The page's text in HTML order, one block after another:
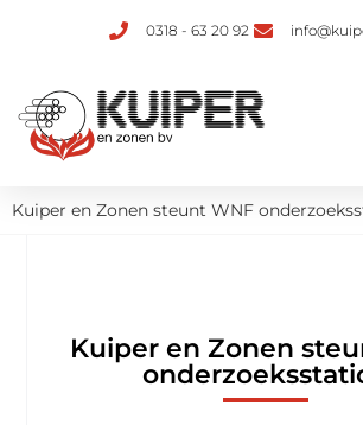
0318 - 63 20 92
Kuiper en Zonen steunt WNF
Kuiper en Zonen